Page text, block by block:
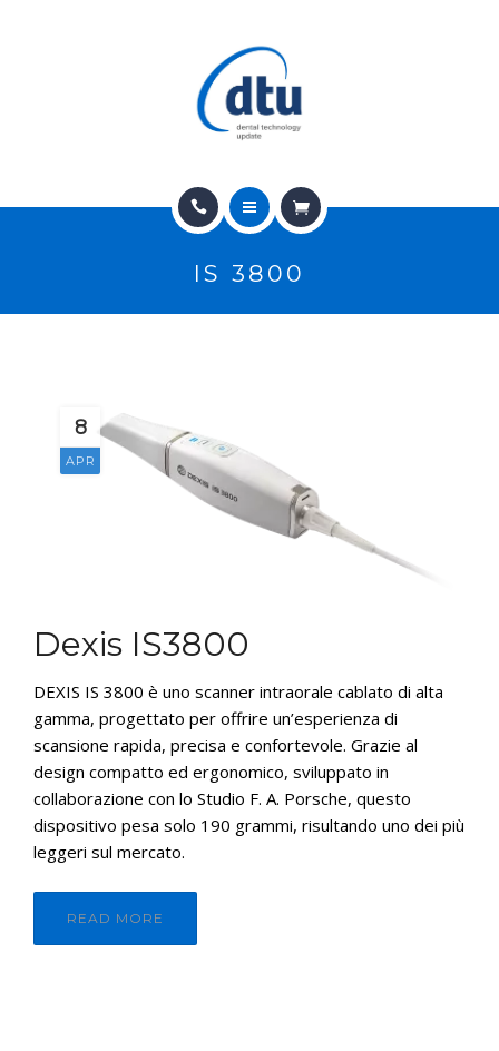
NEWS
IS 3800
8
APR
Dexis IS3800
DEXIS IS 3800 è uno scanner intraorale cablato di alta
gamma, progettato per offrire un’esperienza di
scansione rapida, precisa e confortevole. Grazie al
design compatto ed ergonomico, sviluppato in
collaborazione con lo Studio F. A. Porsche, questo
dispositivo pesa solo 190 grammi, risultando uno dei più
leggeri sul mercato.
READ MORE